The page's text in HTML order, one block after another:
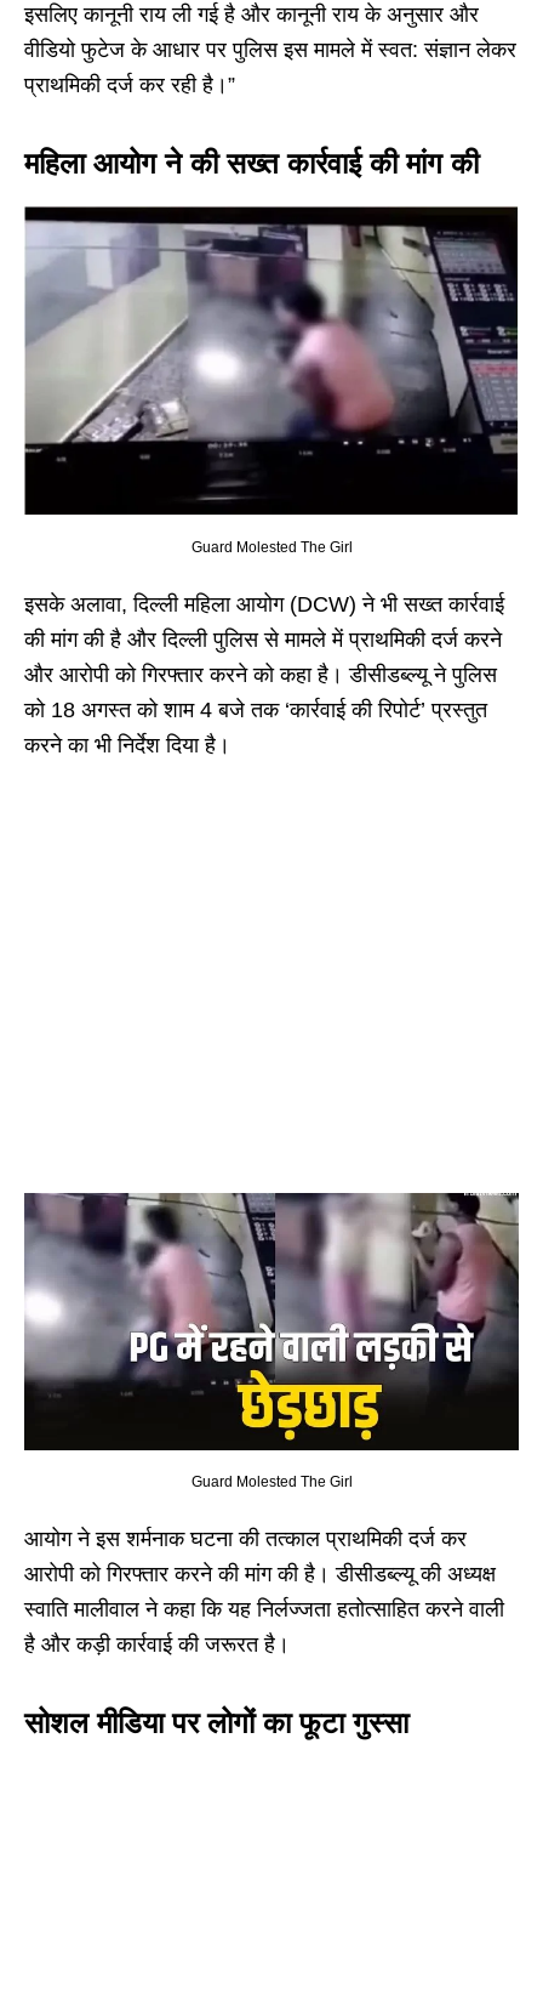
इसलिए कानूनी राय ली गई है और कानूनी राय के अनुसार और
वीडियो फुटेज के आधार पर पुलिस इस मामले में स्वत: संज्ञान लेकर
प्राथमिकी दर्ज कर रही है।”
महिला आयोग ने की सख्त कार्रवाई की मांग की
Guard Molested The Girl
इसके अलावा, दिल्ली महिला आयोग (DCW) ने भी सख्त कार्रवाई
की मांग की है और दिल्ली पुलिस से मामले में प्राथमिकी दर्ज करने
और आरोपी को गिरफ्तार करने को कहा है। डीसीडब्ल्यू ने पुलिस
को 18 अगस्त को शाम 4 बजे तक ‘कार्रवाई की रिपोर्ट’ प्रस्तुत
करने का भी निर्देश दिया है।
Guard Molested The Girl
आयोग ने इस शर्मनाक घटना की तत्काल प्राथमिकी दर्ज कर
आरोपी को गिरफ्तार करने की मांग की है। डीसीडब्ल्यू की अध्यक्ष
स्वाति मालीवाल ने कहा कि यह निर्लज्जता हतोत्साहित करने वाली
है और कड़ी कार्रवाई की जरूरत है।
सोशल मीडिया पर लोगों का फूटा गुस्सा